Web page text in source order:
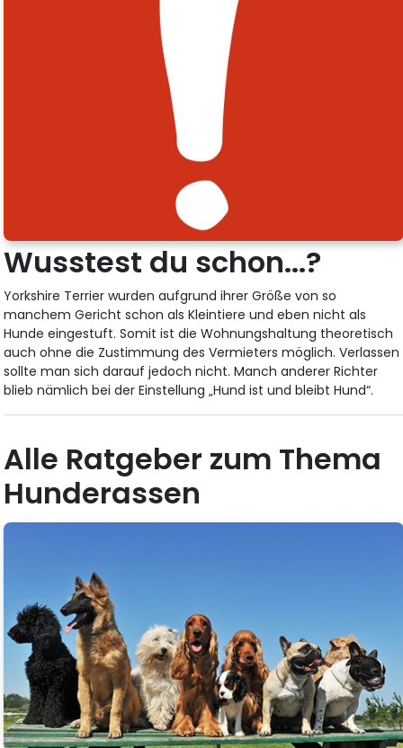
Wusstest du schon...?
Yorkshire Terrier wurden aufgrund ihrer Größe von so
manchem Gericht schon als Kleintiere und eben nicht als
Hunde eingestuft. Somit ist die Wohnungshaltung theoretisch
auch ohne die Zustimmung des Vermieters möglich. Verlassen
sollte man sich darauf jedoch nicht. Manch anderer Richter
blieb nämlich bei der Einstellung „Hund ist und bleibt Hund“.
Alle Ratgeber zum Thema
Hunderassen